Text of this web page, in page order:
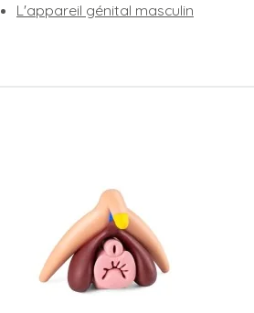
L'appareil génital masculin